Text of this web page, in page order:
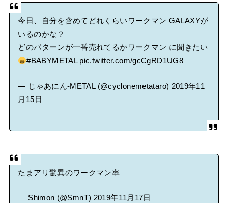
今日、自分を含めてどれくらいワークマン GALAXYが
いるのかな？
どのパターンが一番売れてるかワークマン に聞きたい
#BABYMETAL pic.twitter.com/gcCgRD1UG8
— じゃあにん-METAL (@cyclonemetataro) 2019年11
月15日
たまアリ驚異のワークマン率
— Shimon (@SmnT) 2019年11月17日